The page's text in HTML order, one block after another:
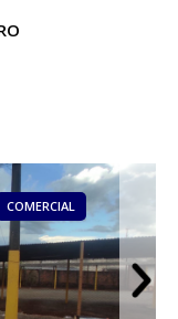
COMERCIAL